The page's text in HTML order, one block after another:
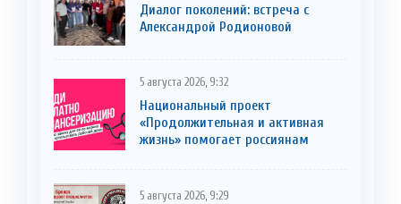
Диалог поколений: встреча с
Александрой Родионовой
5 августа 2026, 9:32
Национальный проект
«Продолжительная и активная
жизнь» помогает россиянам
5 августа 2026, 9:29